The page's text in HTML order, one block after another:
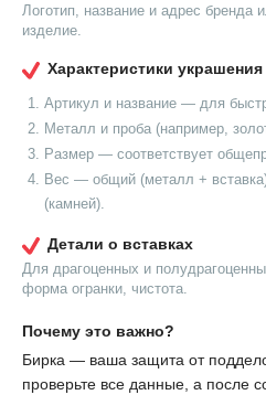
Логотип, название и адрес бренда
изделие.
Характеристики украшения
Артикул и название — для
Металл и проба (например,
Размер — соответствует
Вес — общий (металл +
(камней).
Детали о вставках
Для драгоценных и
форма огранки, чистота.
Почему это важно?
Бирка — ваша защита от
проверьте все данные, а после